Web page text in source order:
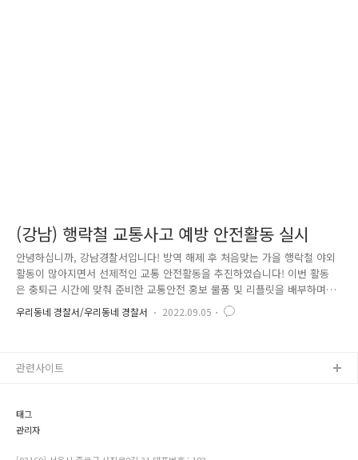
(강남) 행락철 교통사고 예방 안전활동 실시
안녕하십니까, 강남경찰서입니다! 방역 해제 후 처음맞는 가을 행락철 야외
활동이 많아지면서 선제적인 교통 안전활동을 추진하였습니다! 이번 활동
은 충퇴근 시간에 맞춰 준비한 교통안전 홍보 물품 및 리플릿을 배부하며
이륜차, 자동차 전동킥보드 안전운행을 위한 홍보를 진행하였습니다. 또한
, 보행자와 이륜차 등의 사망사고 발생 주요 위반 행위를 엄정 단속하고 지
우리동네 경찰서/우리동네 경찰서 2022.09.05
태그
관리자
관련사이트